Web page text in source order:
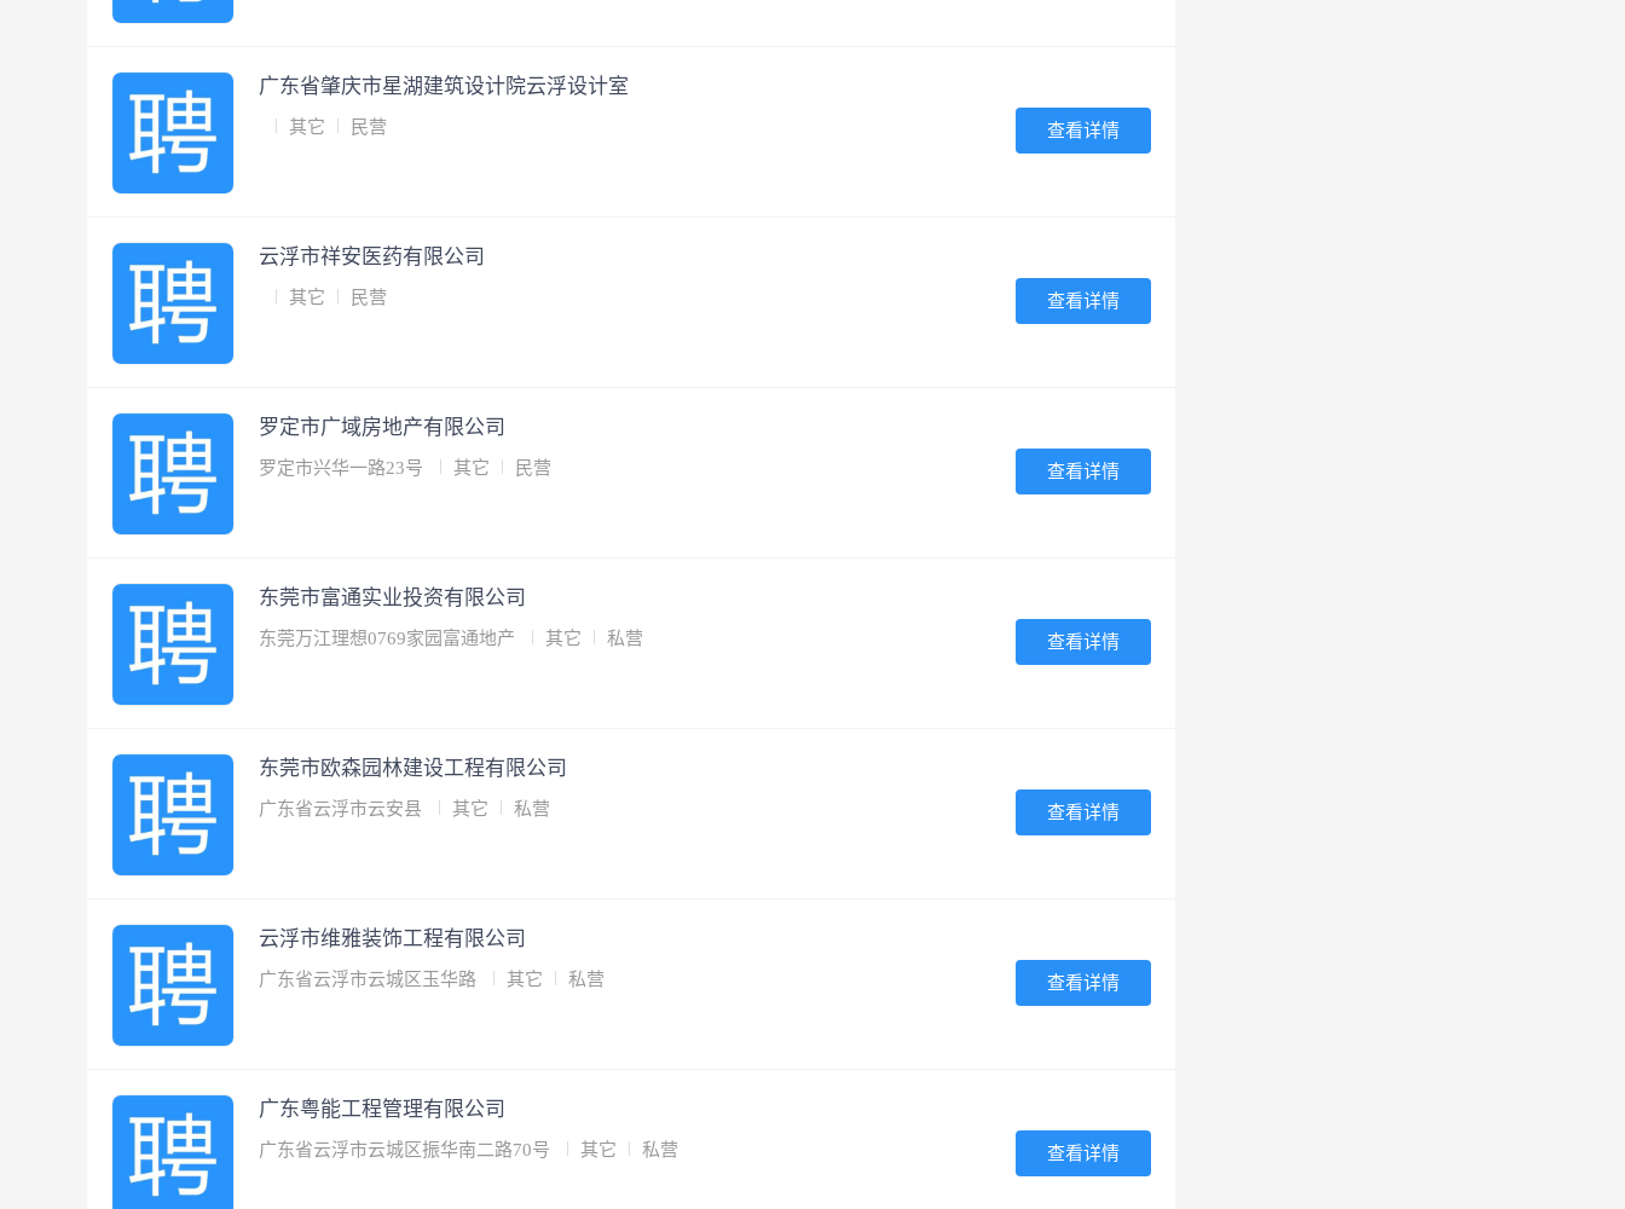
广东省肇庆市星湖建筑设计院云浮设计室
其它 民营 查看详情
云浮市祥安医药有限公司
其它 民营 查看详情
罗定市广域房地产有限公司
罗定市兴华一路23号 其它 民营 查看详情
东莞市富通实业投资有限公司
东莞万江理想0769家园富通地产 其它 私营 查看详情
东莞市欧森园林建设工程有限公司
广东省云浮市云安县 其它 私营 查看详情
云浮市维雅装饰工程有限公司
广东省云浮市云城区玉华路 其它 私营 查看详情
广东粤能工程管理有限公司
广东省云浮市云城区振华南二路70号 其它 私营 查看详情